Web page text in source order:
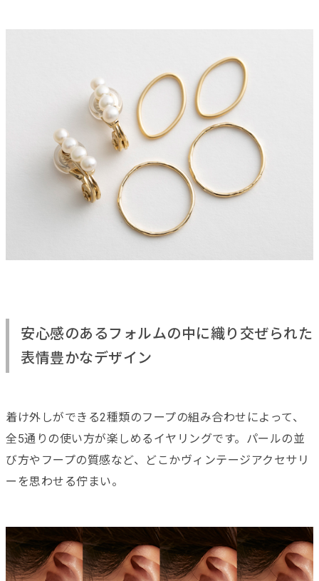
安心感のあるフォルムの中に織り交ぜられた
表情豊かなデザイン
着け外しができる2種類のフープの組み合わせによって、
全5通りの使い方が楽しめるイヤリングです。パールの並
び方やフープの質感など、どこかヴィンテージアクセサリ
ーを思わせる佇まい。